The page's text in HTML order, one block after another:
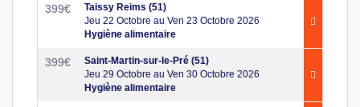
399€
Taissy Reims (51)
Jeu 22 Octobre au Ven 23 Octobre 2026
Hygiène alimentaire
399€
Saint-Martin-sur-le-Pré (51)
Jeu 29 Octobre au Ven 30 Octobre 2026
Hygiène alimentaire